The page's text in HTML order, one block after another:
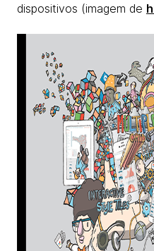
dispositivos (imagem de